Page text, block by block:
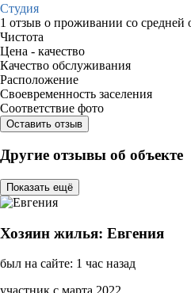
Студия
1 отзыв о проживании со средней
Чистота
Цена - качество
Качество обслуживания
Расположение
Своевременность заселения
Соответствие фото
Оставить отзыв
Другие отзывы об объекте
Показать ещё
Хозяин жилья: Евгения
был на сайте: 1 час назад